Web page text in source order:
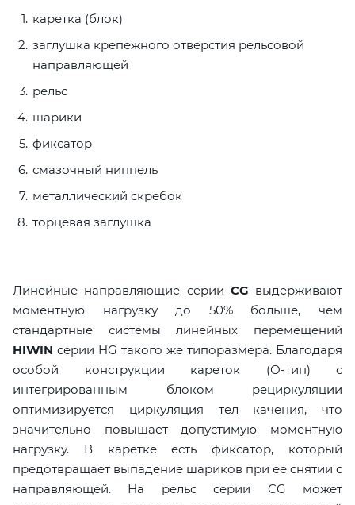
каретка (блок)
заглушка крепежного отверстия рельсовой
направляющей
рельс
шарики
фиксатор
смазочный ниппель
металлический скребок
торцевая заглушка
Линейные направляющие серии CG выдерживают
моментную нагрузку до 50% больше, чем
стандартные системы линейных перемещений
HIWIN серии HG такого же типоразмера. Благодаря
особой конструкции кареток (О-тип) с
интегрированным блоком рециркуляции
оптимизируется циркуляция тел качения, что
значительно повышает допустимую моментную
нагрузку. В каретке есть фиксатор, который
предотвращает выпадение шариков при ее снятии с
направляющей. На рельс серии CG может